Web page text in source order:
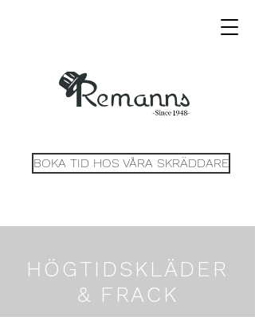
BOKA TID HOS VÅRA SKRÄDDARE
HÖGTIDSKLÄDER
& FRACK